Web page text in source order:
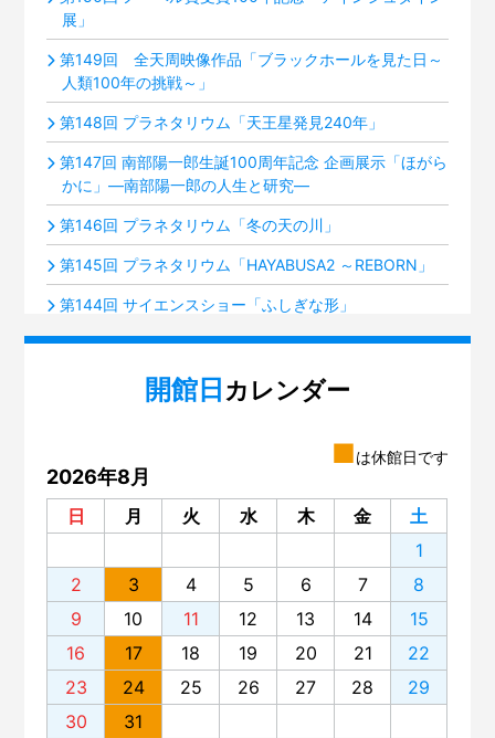
展」
第149回 全天周映像作品「ブラックホールを見た日～
人類100年の挑戦～」
第148回 プラネタリウム「天王星発見240年」
第147回 南部陽一郎生誕100周年記念 企画展示「ほがら
かに」―南部陽一郎の人生と研究―
第146回 プラネタリウム「冬の天の川」
第145回 プラネタリウム「HAYABUSA2 ～REBORN」
第144回 サイエンスショー「ふしぎな形」
第143回 プラネタリウム「火星ふたたび接近中！」
第142回 ミニ企画「積み木のルーツ～フレーベル『恩
第141回 プラネタリウム「夜空の宝石箱『すばる』」
第140回 いろいろな楽器のグループ分け
第139回 サイエンスショー「電池がわかる」
第138回 プラネタリウム「星空歴史秘話」
第137回 プラネタリウム「木星と土星の世界」
第136回 「蜃気楼（しんきろう）」を見てみませんか？
第135回 プラネタリウム「宇宙ヒストリア～138億年、
原子の旅～」
開館日 カレンダー
■は休館日です
2026年8月
日 月 火 水 木 金
土
1
2
3 4 5 6 7
8
9
10 11 12 13 14
15
16
17 18 19 20 21
22
23
24 25 26 27 28
29
30
31